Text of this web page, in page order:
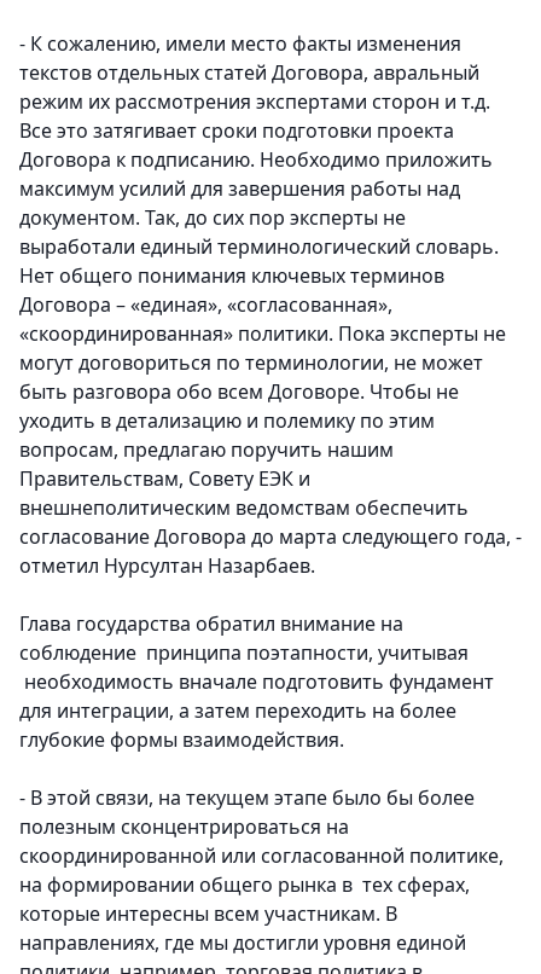
- К сожалению, имели место факты изменения
текстов отдельных статей Договора, авральный
режим их рассмотрения экспертами сторон и т.д.
Все это затягивает сроки подготовки проекта
Договора к подписанию. Необходимо приложить
максимум усилий для завершения работы над
документом. Так, до сих пор эксперты не
выработали единый терминологический словарь.
Нет общего понимания ключевых терминов
Договора – «единая», «согласованная»,
«скоординированная» политики. Пока эксперты не
могут договориться по терминологии, не может
быть разговора обо всем Договоре. Чтобы не
уходить в детализацию и полемику по этим
вопросам, предлагаю поручить нашим
Правительствам, Совету ЕЭК и
внешнеполитическим ведомствам обеспечить
согласование Договора до марта следующего года, -
отметил Нурсултан Назарбаев.
Глава государства обратил внимание на
соблюдение принципа поэтапности, учитывая
необходимость вначале подготовить фундамент
для интеграции, а затем переходить на более
глубокие формы взаимодействия.
- В этой связи, на текущем этапе было бы более
полезным сконцентрироваться на
скоординированной или согласованной политике,
на формировании общего рынка в тех сферах,
которые интересны всем участникам. В
направлениях, где мы достигли уровня единой